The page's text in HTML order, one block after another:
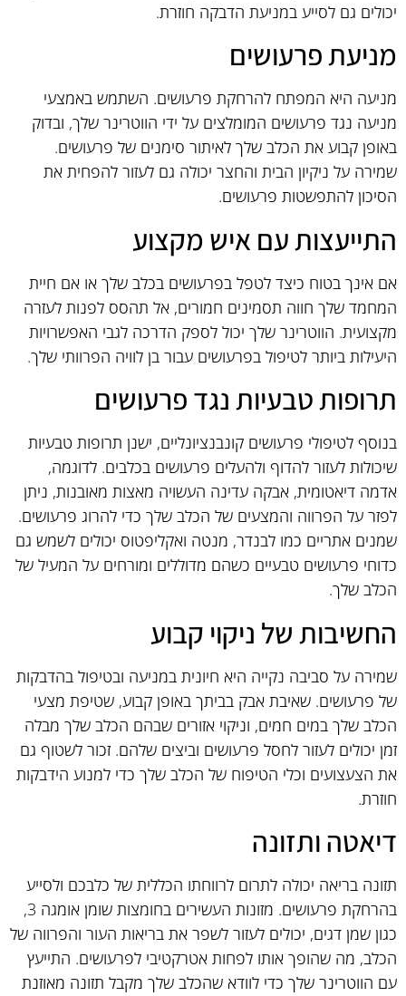
יכולים גם לסייע במניעת הדבקה חוזרת.
מניעת פרעושים
מניעה היא המפתח להרחקת פרעושים. השתמש באמצעי
מניעה נגד פרעושים המומלצים על ידי הווטרינר שלך, ובדוק
באופן קבוע את הכלב שלך לאיתור סימנים של פרעושים.
שמירה על ניקיון הבית והחצר יכולה גם לעזור להפחית את
הסיכון להתפשטות פרעושים.
התייעצות עם איש מקצוע
אם אינך בטוח כיצד לטפל בפרעושים בכלב שלך או אם חיית
המחמד שלך חווה תסמינים חמורים, אל תהסס לפנות לעזרה
מקצועית. הווטרינר שלך יכול לספק הדרכה לגבי האפשרויות
היעילות ביותר לטיפול בפרעושים עבור בן לוויה הפרוותי שלך.
תרופות טבעיות נגד פרעושים
בנוסף לטיפולי פרעושים קונבנציונליים, ישנן תרופות טבעיות
שיכולות לעזור להדוף ולהעלים פרעושים בכלבים. לדוגמה,
אדמה דיאטומית, אבקה עדינה העשויה מאצות מאובנות, ניתן
לפזר על הפרווה והמצעים של הכלב שלך כדי להרוג פרעושים.
שמנים אתריים כמו לבנדר, מנטה ואקליפטוס יכולים לשמש גם
כדוחי פרעושים טבעיים כשהם מדוללים ומורחים על המעיל של
הכלב שלך.
החשיבות של ניקוי קבוע
שמירה על סביבה נקייה היא חיונית במניעה ובטיפול בהדבקות
של פרעושים. שאיבת אבק בביתך באופן קבוע, שטיפת מצעי
הכלב שלך במים חמים, וניקוי אזורים שבהם הכלב שלך מבלה
זמן יכולים לעזור לחסל פרעושים וביצים שלהם. זכור לשטוף גם
את הצעצועים וכלי הטיפוח של הכלב שלך כדי למנוע הידבקות
חוזרת.
דיאטה ותזונה
תזונה בריאה יכולה לתרום לרווחתו הכללית של כלבכם ולסייע
בהרחקת פרעושים. מזונות העשירים בחומצות שומן אומגה 3,
כגון שמן דגים, יכולים לעזור לשפר את בריאות העור והפרווה של
הכלב, מה שהופך אותו לפחות אטרקטיבי לפרעושים. התייעץ
עם הווטרינר שלך כדי לוודא שהכלב שלך מקבל תזונה מאוזנת